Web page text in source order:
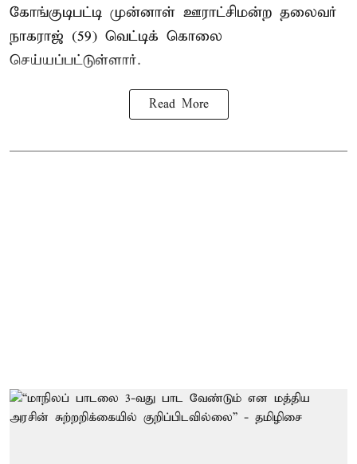
கோங்குடிபட்டி முன்னாள் ஊராட்சிமன்ற தலைவர்
நாகராஜ் (59) வெட்டிக் கொலை
செய்யப்பட்டுள்ளார்.
Read More